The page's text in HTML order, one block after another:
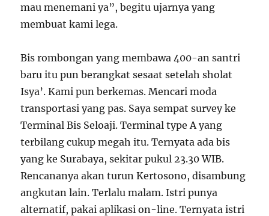
mau menemani ya”, begitu ujarnya yang
membuat kami lega.
Bis rombongan yang membawa 400-an santri
baru itu pun berangkat sesaat setelah sholat
Isya’. Kami pun berkemas. Mencari moda
transportasi yang pas. Saya sempat survey ke
Terminal Bis Seloaji. Terminal type A yang
terbilang cukup megah itu. Ternyata ada bis
yang ke Surabaya, sekitar pukul 23.30 WIB.
Rencananya akan turun Kertosono, disambung
angkutan lain. Terlalu malam. Istri punya
alternatif, pakai aplikasi on-line. Ternyata istri